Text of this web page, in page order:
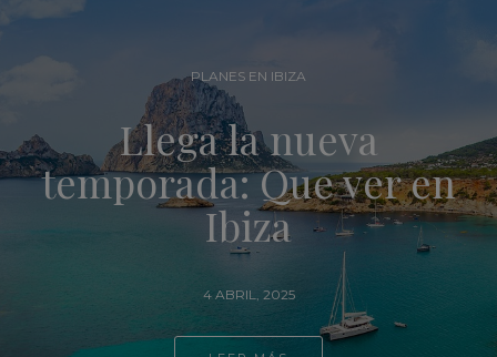
PLANES EN MENORCA
Descubre las
calas de Menorca
secretas, un
escondido
21 MARZO, 2025